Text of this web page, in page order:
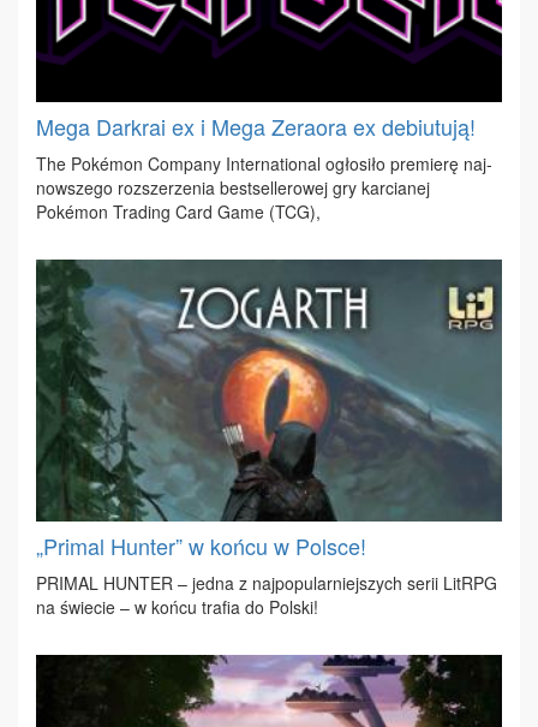
Mega Darkrai ex i Mega Zeraora ex debiutują!
The Pokémon Com­pa­ny In­ter­na­tio­nal ogło­si­ło pre­mie­rę naj­
now­sze­go roz­sze­rze­nia be­st­sel­le­ro­wej gry kar­cia­nej
Pokémon Tra­ding Card Ga­me (TCG),
„Primal Hunter” w końcu w Polsce!
PRI­MAL HUN­TER – jed­na z naj­po­pu­lar­niej­szych se­rii Li­tRPG
na świe­cie – w koń­cu tra­fia do Pol­ski!